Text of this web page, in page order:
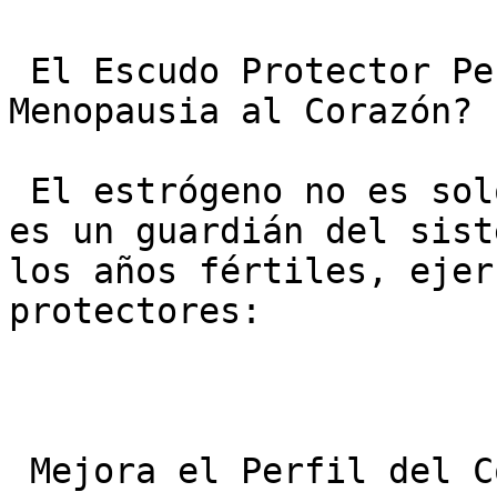
Menopausia al Corazón?
es un guardián del
los años fértiles,
protectores: